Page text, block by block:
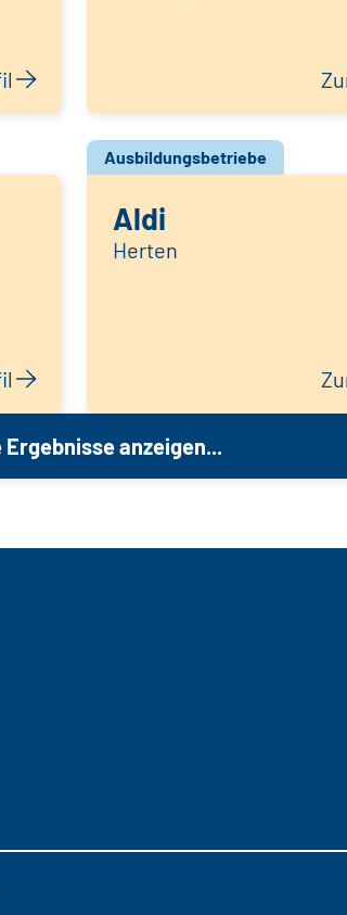
Ausbildungsbetriebe
Aldi
Herten
anzeigen...